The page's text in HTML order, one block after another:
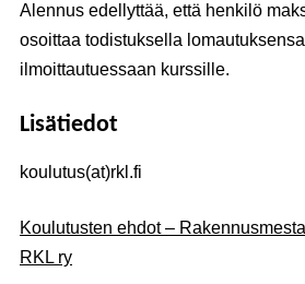
Alennus edellyttää, että henkilö
osoittaa todistuksella
ilmoittautuessaan kurssille.
Lisätiedot
koulutus(at)rkl.fi
Koulutusten ehdot –
RKL ry